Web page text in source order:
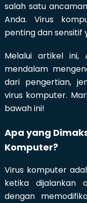
salah satu
Anda. Virus
penting dan sensitif
Melalui artikel ini,
mendalam
dari pengertian,
virus komputer.
bawah ini!
Apa yang
Komputer?
Virus komputer
ketika dijalankan
dengan